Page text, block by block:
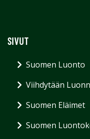
SIVUT
Suomen Luonto
Viihdytään
Suomen Eläimet
Suomen